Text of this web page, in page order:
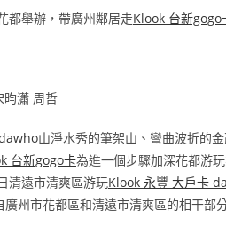
都舉辦，帶廣州鄰居走Klook 台新gogo
昀瀟 周哲
山淨水秀的筆架山、彎曲波折的
台新gogo卡為進一個步驟加深花都游
清遠市清爽區游玩Klook 永豐 大戶卡
廣州市花都區和清遠市清爽區的相干部